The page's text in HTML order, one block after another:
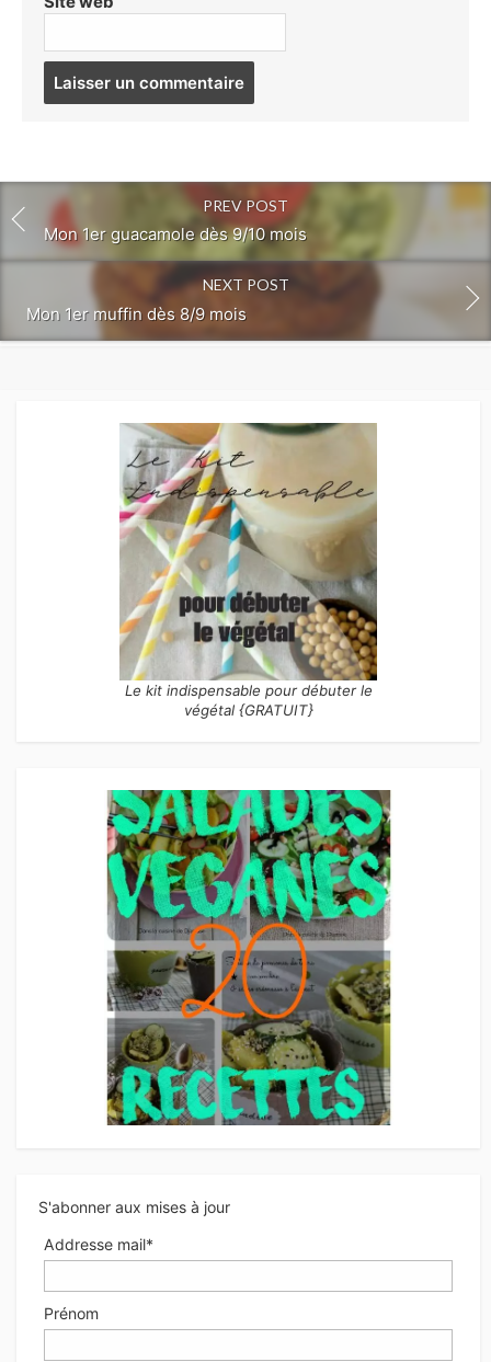
PREV POST
Mon 1er guacamole dès 9/10 mois
NEXT POST
Mon 1er muffin dès 8/9 mois
Le kit indispensable pour débuter le
végétal {GRATUIT}
S'abonner aux mises à jour
Addresse mail*
Prénom